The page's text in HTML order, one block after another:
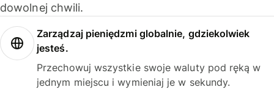
dowolnej chwili.
Zarządzaj pieniędzmi globalnie, gdziekolwiek
jesteś.
Przechowuj wszystkie swoje waluty pod ręką w
jednym miejscu i wymieniaj je w sekundy.